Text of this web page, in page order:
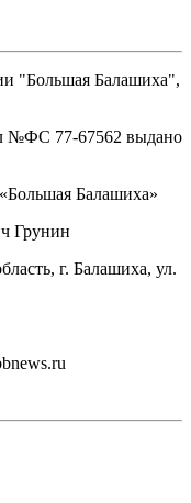
"Большая Балашиха",
№ФС ‎77-67562 выдано
Балашиха»
Грунин
г. Балашиха, ул.